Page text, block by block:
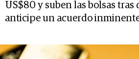
US$80 y suben las bolsas tras
anticipe un acuerdo